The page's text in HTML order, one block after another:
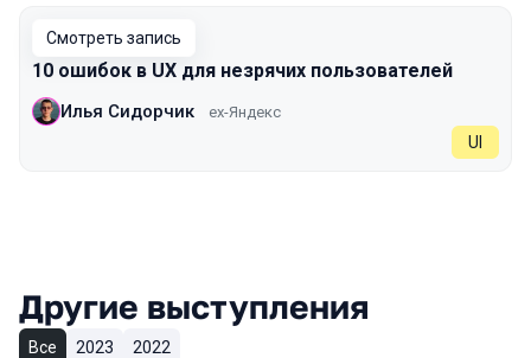
Смотреть запись
10 ошибок в UX для незрячих пользователей
Илья Сидорчик ex-Яндекс
UI
Другие выступления
Все 2023 2022